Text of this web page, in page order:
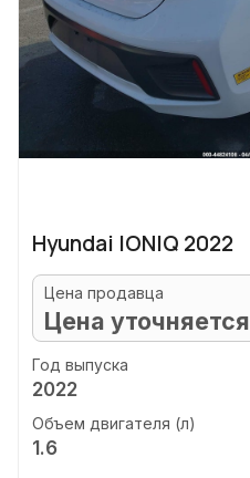
Hyundai IONIQ 2022
Цена продавца
Цена уточняется
Год выпуска
2022
Объем двигателя (л)
1.6